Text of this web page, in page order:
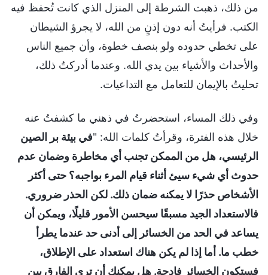
من ذلك، ذهبت الشرطة إلى المنزل الذي كانت تُحفظ فيه
الكتب. فرأيتُ أنه دون إذنٍ من الله، لا يجرؤ الشيطان
على تخطي حدوده ولو بنصف خطوة، وأن جميع الناس
والأحداث والأشياء بين يدي الله. وعندما أدركتُ ذلك،
تحليتُ بالإيمان للتعامل مع التداعيات.
وفي ذلك المساء، استحضرتُ في ذهني ما كشفتُ عنه
خلال هذه الفترة، وقرأتُ كلمات الله: "في بيئة بر الصين
الرئيسي، هل من الممكن تجنب أي مخاطرة وضمان عدم
حدوث أي شيء سيئ أثناء قيام المرء بواجبه؟ حتى أكثر
الأشخاص حذرًا لا يمكنه ضمان ذلك. لكن الحذر ضروري.
فالاستعداد الجيد مسبقًا سيحسن الأمور قليلًا، ويمكن أن
يساعد في الحد من الخسائر إلى أدنى حد عندما يطرأ
خطب ما. أما إذا لم يكن هناك استعداد على الإطلاق،
فستكون الخسائر فادحة. هل يمكنك أن ترى الفارق بين